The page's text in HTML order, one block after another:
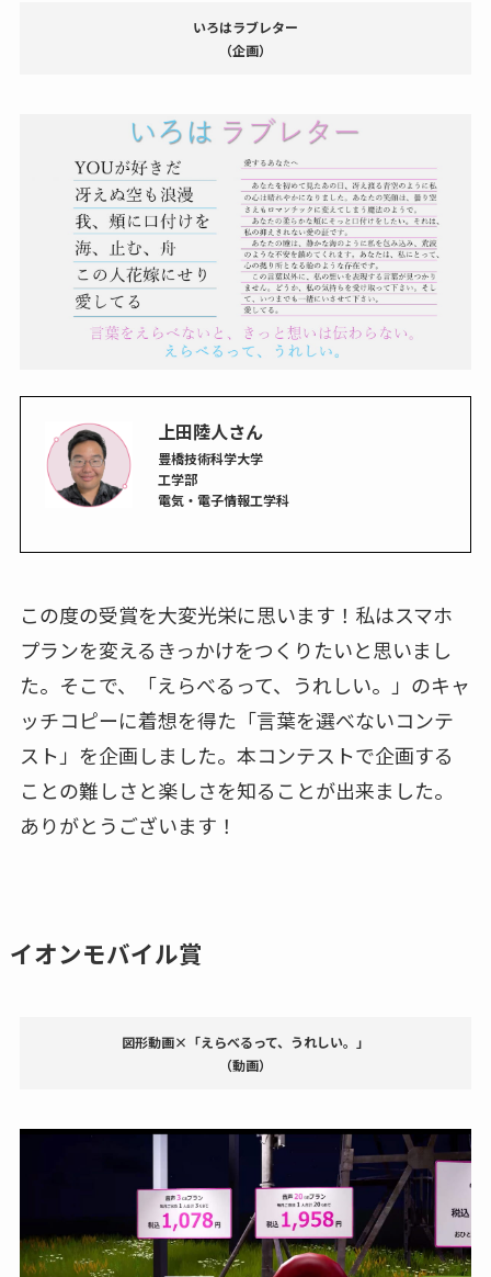
いろはラブレター
（企画）
上田陸人さん
豊橋技術科学大学
工学部
電気・電子情報工学科
この度の受賞を大変光栄に思います！私はスマホ
プランを変えるきっかけをつくりたいと思いまし
た。そこで、「えらべるって、うれしい。」のキャ
ッチコピーに着想を得た「言葉を選べないコンテ
スト」を企画しました。本コンテストで企画する
ことの難しさと楽しさを知ることが出来ました。
ありがとうございます！
イオンモバイル賞
図形動画×「えらべるって、うれしい。」
（動画）